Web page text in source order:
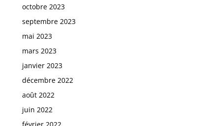
octobre 2023
septembre 2023
mai 2023
mars 2023
janvier 2023
décembre 2022
août 2022
juin 2022
février 2022